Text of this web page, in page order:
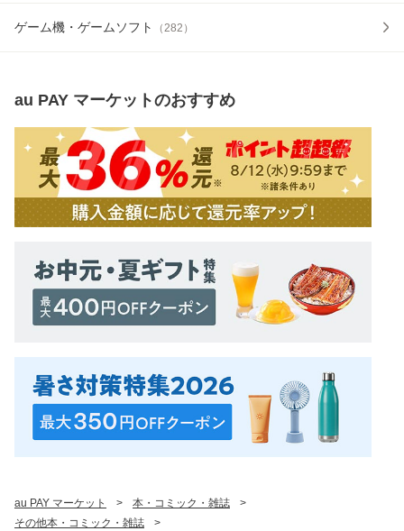
ゲーム機・ゲームソフト （282 ）
au PAY マーケットのおすすめ
au PAY マーケット > 本・コミック・雑誌
>
その他本・コミック・雑誌
>